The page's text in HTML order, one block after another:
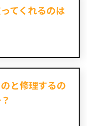
てくれるのは
と修理するの